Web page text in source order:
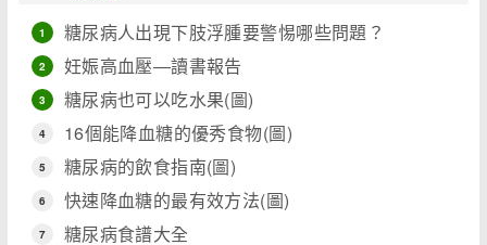
1 糖尿病人出現下肢浮腫要警惕哪些問題？
2 妊娠高血壓―讀書報告
3 糖尿病也可以吃水果(圖)
4 16個能降血糖的優秀食物(圖)
5 糖尿病的飲食指南(圖)
6 快速降血糖的最有效方法(圖)
7 糖尿病食譜大全